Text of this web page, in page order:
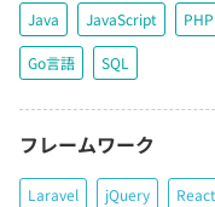
Java JavaScript PHP
Go言語 SQL
フレームワーク
Laravel jQuery React